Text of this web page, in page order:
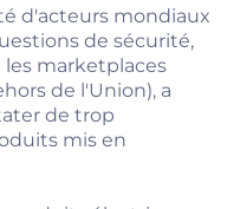
d'acteurs mondiaux
de sécurité,
marketplaces
de l'Union), a
de trop
mis en